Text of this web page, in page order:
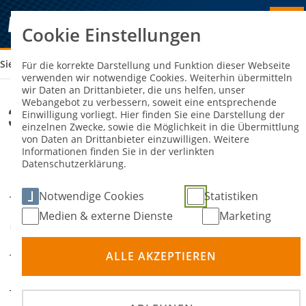
Sie sind hier: 3. LAUF NAX-CUP 2025
3. Lauf NAX-Cup 2025
DATUM
08. August 2025
ORT
Kl. Pretzier, Uhlenköper-
Ring
Autocross
Cookie Einstellungen
Für die korrekte Darstellung und Funktion dieser Webseite
verwenden wir notwendige Cookies. Weiterhin übermitteln
wir Daten an Drittanbieter, die uns helfen, unser
Webangebot zu verbessern, soweit eine entsprechende
Einwilligung vorliegt. Hier finden Sie eine Darstellung der
einzelnen Zwecke, sowie die Möglichkeit in die Übermittlung
von Daten an Drittanbieter einzuwilligen. Weitere
Informationen finden Sie in der verlinkten
Datenschutzerklärung.
Notwendige Cookies
Statistiken
Medien & externe Dienste
Marketing
ALLE AKZEPTIEREN